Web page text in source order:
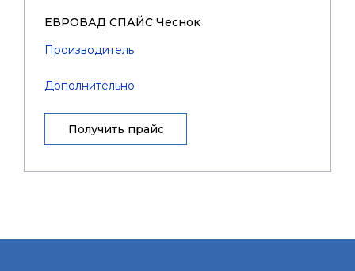
ЕВРОВАД СПАЙС Чеснок
Производитель
Дополнительно
Получить прайс